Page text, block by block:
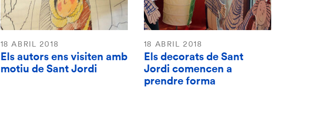
18 ABRIL 2018
Els autors ens visiten amb
motiu de Sant Jordi
18 ABRIL 2018
Els decorats de Sant
Jordi comencen a
prendre forma